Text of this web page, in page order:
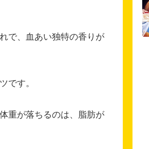
で、血あい独特の香りが
です。
重が落ちるのは、脂肪が